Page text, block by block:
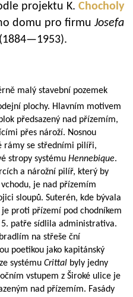
projektu K. Chocholy
domu pro firmu Josefa
(1884—1953).
malý stavební pozemek
plochy. Hlavním motivem
předsazený nad přízemím,
přes nároží. Nosnou
rámy se středními pilíři,
stropy systému Hennebique.
a nárožní pilíř, který by
je nad přízemím
sloupů. Suterén, kde bývala
proti přízemí pod chodníkem
5. patře sídlila administrativa.
na střeše ční
poetikou jako kapitánský
systému Crittal byly jedny
vstupem z Široké ulice je
nad přízemím. Fasády